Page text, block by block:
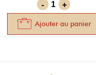
-
+
Ajouter au panier